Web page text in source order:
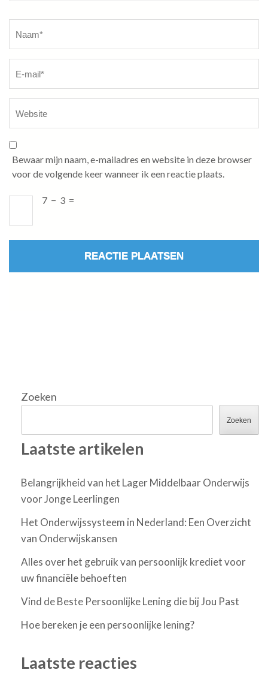
Bewaar mijn naam, e-mailadres en website in deze browser
voor de volgende keer wanneer ik een reactie plaats.
7 − 3 =
Zoeken
Zoeken
Laatste artikelen
Belangrijkheid van het Lager Middelbaar Onderwijs
voor Jonge Leerlingen
Het Onderwijssysteem in Nederland: Een Overzicht
van Onderwijskansen
Alles over het gebruik van persoonlijk krediet voor
uw financiële behoeften
Vind de Beste Persoonlijke Lening die bij Jou Past
Hoe bereken je een persoonlijke lening?
Laatste reacties